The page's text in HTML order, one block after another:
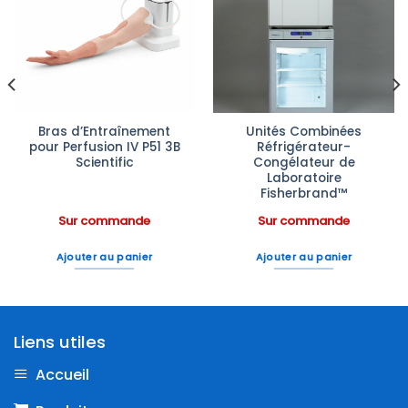
Ajouter
à la liste
d’envies
Bras d’Entraînement
pour Perfusion IV P51 3B
Scientific
Sur commande
Ajouter au panier
Unités Combinées
Réfrigérateur-
Congélateur de
Laboratoire
Fisherbrand™
Sur commande
Ajouter au panier
Liens utiles
Accueil